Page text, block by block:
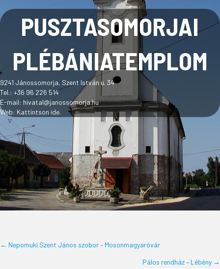
PUSZTASOMORJAI
PLÉBÁNIATEMPLOM
9241 Jánossomorja, Szent István u. 34
Tel.: +36 96 226 514
E-mail: hivatal@janossomorja.hu
Web: Kattintson ide.
POSTS
← Nepomuki Szent János szobor – Mosonmagyaróvár
Pálos rendház – Lébény →